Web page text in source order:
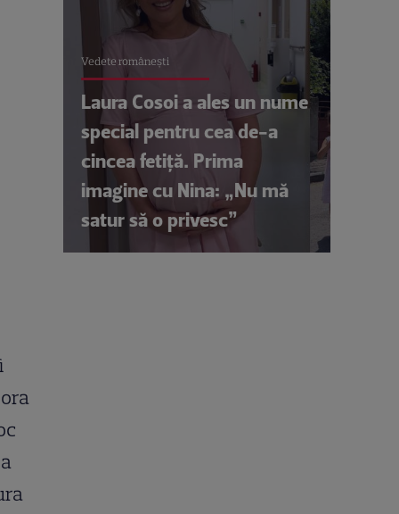
Vedete româneşti
Laura Cosoi a ales un nume
special pentru cea de-a
cincea fetiță. Prima
imagine cu Nina: „Nu mă
satur să o privesc”